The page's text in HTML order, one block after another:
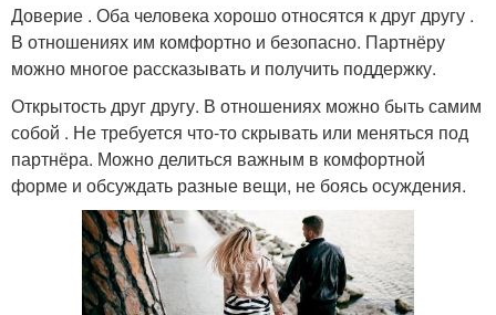
Доверие . Оба человека хорошо относятся к друг другу .
В отношениях им комфортно и безопасно. Партнёру
можно многое рассказывать и получить поддержку.
Открытость друг другу. В отношениях можно быть самим
собой . Не требуется что-то скрывать или меняться под
партнёра. Можно делиться важным в комфортной
форме и обсуждать разные вещи, не боясь осуждения.